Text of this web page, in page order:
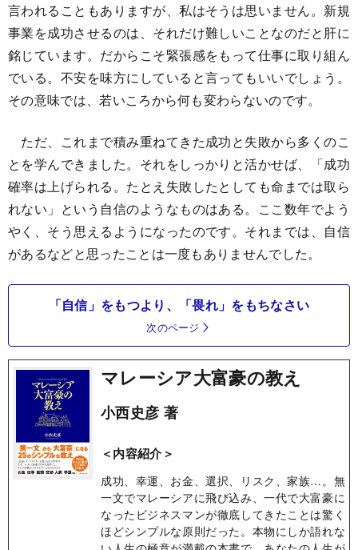
言われることもありますが、私はそうは思いません。新規
事業を成功させるのは、それだけ難しいことなのだと肝に
銘じています。だからこそ緊張感をもって仕事に取り組ん
でいる。不安を味方にしていると言ってもいいでしょう。
その意味では、若いころから何も変わらないのです。
ただ、これまで積み重ねてきた成功と失敗から多くのこ
とを学んできました。それをしっかりと活かせば、「成功
確率は上げられる。たとえ失敗したとしても命までは取ら
れない」という自信のようなものはある。ここ数年でよう
やく、そう思えるようになったのです。それまでは、自信
があるなどと思ったことは一度もありませんでした。
「自信」をもつより、「畏れ」をもちなさい
次のページ
マレーシア大富豪の教え
小西史彦 著
＜内容紹介＞
成功、幸運、お金、選択、リスク、家族…。無
一文でマレーシアに飛び込み、一代で大富豪に
なったビジネスマンが徹底してきたことは驚く
ほどシンプルな原則だった。本物にしか語れな